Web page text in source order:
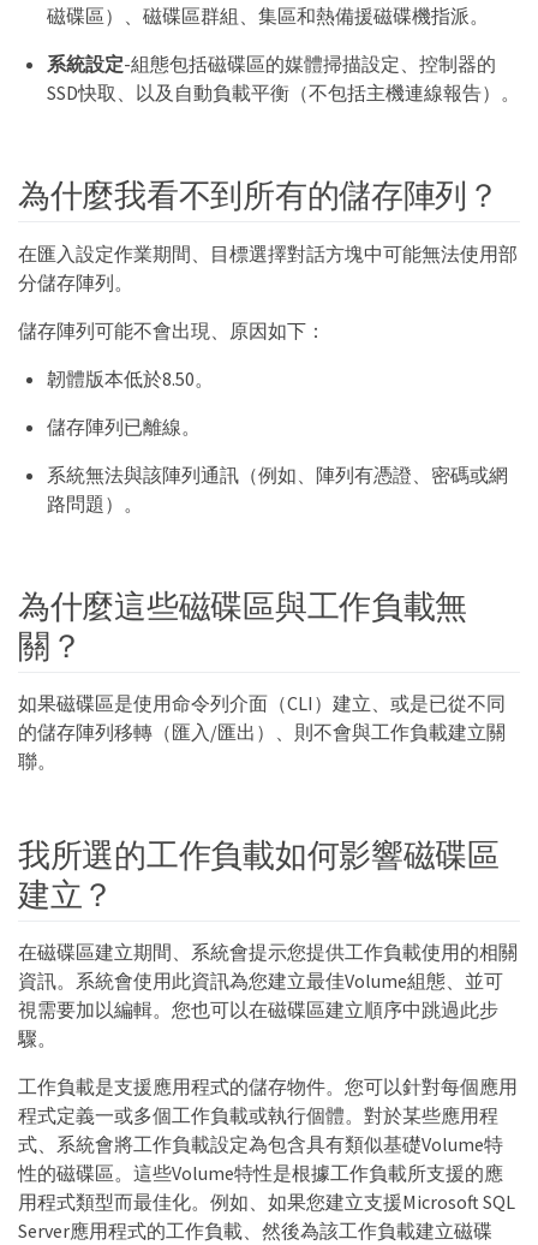
磁碟區）、磁碟區群組、集區和熱備援磁碟機指派。
系統設定-組態包括磁碟區的媒體掃描設定、控制器的
SSD快取、以及自動負載平衡（不包括主機連線報告）。
為什麼我看不到所有的儲存陣列？
在匯入設定作業期間、目標選擇對話方塊中可能無法使用部
分儲存陣列。
儲存陣列可能不會出現、原因如下：
韌體版本低於8.50。
儲存陣列已離線。
系統無法與該陣列通訊（例如、陣列有憑證、密碼或網
路問題）。
為什麼這些磁碟區與工作負載無
關？
如果磁碟區是使用命令列介面（CLI）建立、或是已從不同
的儲存陣列移轉（匯入/匯出）、則不會與工作負載建立關
聯。
我所選的工作負載如何影響磁碟區
建立？
在磁碟區建立期間、系統會提示您提供工作負載使用的相關
資訊。系統會使用此資訊為您建立最佳Volume組態、並可
視需要加以編輯。您也可以在磁碟區建立順序中跳過此步
驟。
工作負載是支援應用程式的儲存物件。您可以針對每個應用
程式定義一或多個工作負載或執行個體。對於某些應用程
式、系統會將工作負載設定為包含具有類似基礎Volume特
性的磁碟區。這些Volume特性是根據工作負載所支援的應
用程式類型而最佳化。例如、如果您建立支援Microsoft SQL
Server應用程式的工作負載、然後為該工作負載建立磁碟